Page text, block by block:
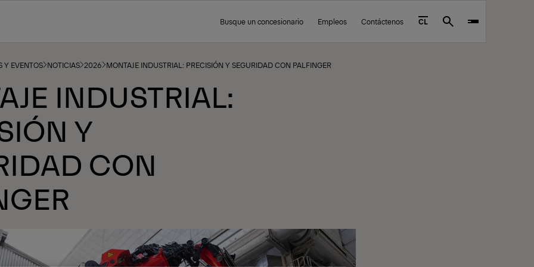
Busque un concesionario Empleos Contáctenos CL Search
Y EVENTOS NOTICIAS 2026 MONTAJE INDUSTRIAL: PRECISIÓN Y SEGURIDAD CON PALFINGER
INDUSTRIAL:
Y
CON